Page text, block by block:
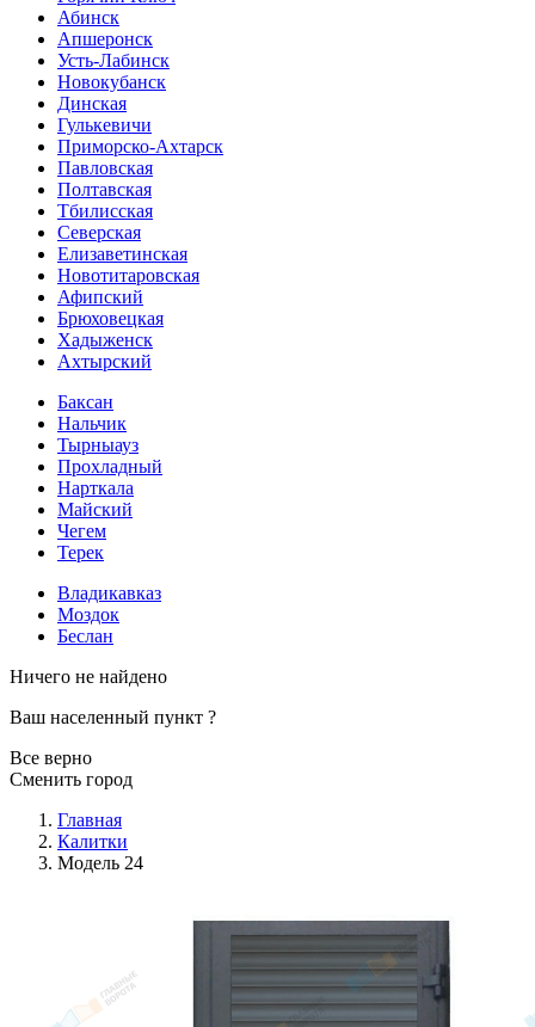
Абинск
Апшеронск
Усть-Лабинск
Новокубанск
Динская
Гулькевичи
Приморско-Ахтарск
Павловская
Полтавская
Тбилисская
Северская
Елизаветинская
Новотитаровская
Афипский
Брюховецкая
Хадыженск
Ахтырский
Баксан
Нальчик
Тырныауз
Прохладный
Нарткала
Майский
Чегем
Терек
Владикавказ
Моздок
Беслан
Ничего не найдено
Ваш населенный пункт ?
Все верно
Сменить город
Главная
Калитки
Модель 24